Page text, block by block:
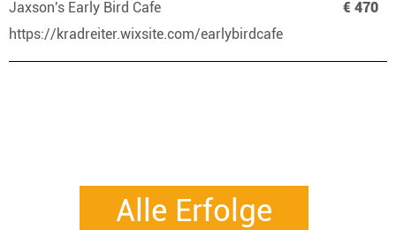
Jaxson's Early Bird Cafe
€ 470
https://kradreiter.wixsite.com/earlybirdcafe
Alle Erfolge